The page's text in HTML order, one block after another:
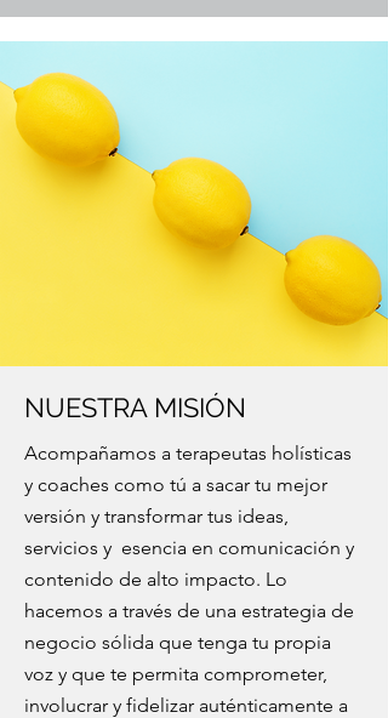
NUESTRA MISIÓN
Acompañamos a terapeutas holísticas
y coaches como tú a sacar tu mejor
versión y transformar tus ideas,
servicios y esencia en comunicación y
contenido de alto impacto. Lo
hacemos a través de una estrategia de
negocio sólida que tenga tu propia
voz y que te permita comprometer,
involucrar y fidelizar auténticamente a